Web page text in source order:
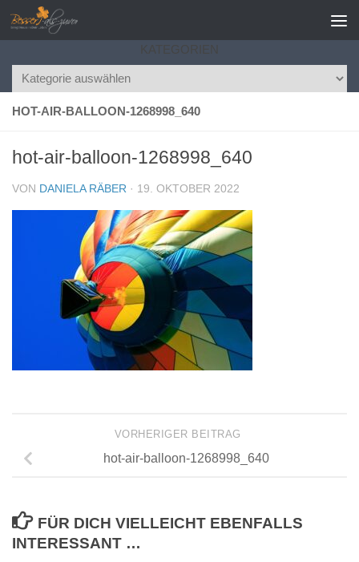
Zum Inhalt springen
KATEGORIEN
Kategorien
HOT-AIR-BALLOON-1268998_640
hot-air-balloon-1268998_640
VON DANIELA RÄBER · 19. OKTOBER 2022
VORHERIGER BEITRAG
hot-air-balloon-1268998_640
FÜR DICH VIELLEICHT EBENFALLS
INTERESSANT …